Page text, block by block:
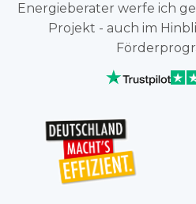
Energieberater werfe ich
Projekt - auch im